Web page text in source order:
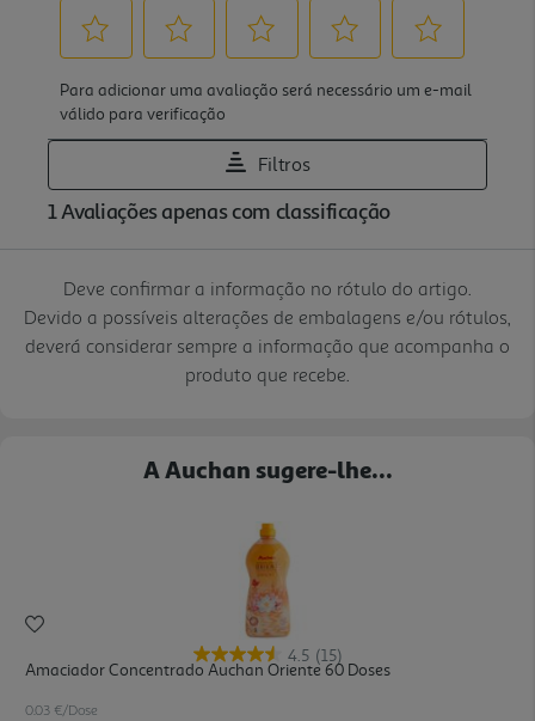
Deve confirmar a informação no rótulo do artigo.
Devido a possíveis alterações de embalagens e/ou rótulos,
deverá considerar sempre a informação que acompanha o
produto que recebe.
A Auchan sugere-lhe...
4.5 (15)
Amaciador Concentrado Auchan Oriente 60 Doses
0.03 €/Dose